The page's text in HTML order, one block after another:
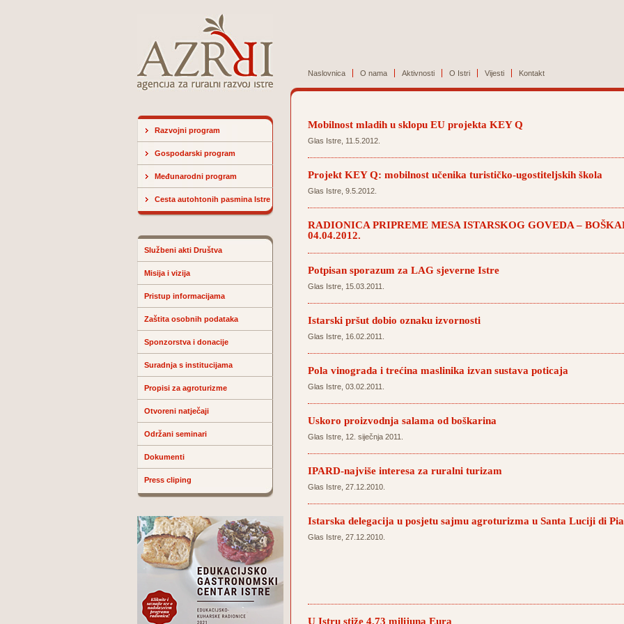
Naslovnica O nama Aktivnosti O Istri Vijesti Kontakt
Razvojni program
Gospodarski program
Međunarodni program
Cesta autohtonih pasmina Istre
Službeni akti Društva
Misija i vizija
Pristup informacijama
Zaštita osobnih podataka
Sponzorstva i donacije
Suradnja s institucijama
Propisi za agroturizme
Otvoreni natječaji
Održani seminari
Dokumenti
Press cliping
Mobilnost mladih u sklopu EU projekta KEY Q
Glas Istre, 11.5.2012.
Projekt KEY Q: mobilnost učenika turističko-ugostiteljskih škola
Glas Istre, 9.5.2012.
RADIONICA PRIPREME MESA ISTARSKOG GOVEDA –
04.04.2012.
Potpisan sporazum za LAG sjeverne Istre
Glas Istre, 15.03.2011.
Istarski pršut dobio oznaku izvornosti
Glas Istre, 16.02.2011.
Pola vinograda i trećina maslinika izvan sustava poticaja
Glas Istre, 03.02.2011.
Uskoro proizvodnja salama od boškarina
Glas Istre, 12. siječnja 2011.
IPARD-najviše interesa za ruralni turizam
Glas Istre, 27.12.2010.
Istarska delegacija u posjetu sajmu agroturizma u Santa Luciji di
Glas Istre, 27.12.2010.
U Istru stiže 4,73 milijuna Eura